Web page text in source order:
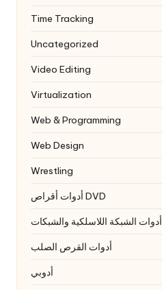
Time Tracking
Uncategorized
Video Editing
Virtualization
Web & Programming
Web Design
Wrestling
أدوات أقراص DVD
أدوات الشبكة اللاسلكية والشبكات
أدوات القرص الصلب
أدوبي